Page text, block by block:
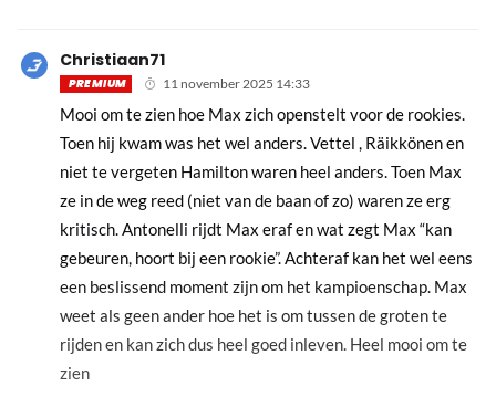
Christiaan71
PREMIUM 11 november 2025 14:33
Mooi om te zien hoe Max zich openstelt voor de rookies.
Toen hij kwam was het wel anders. Vettel , Räikkönen en
niet te vergeten Hamilton waren heel anders. Toen Max
ze in de weg reed (niet van de baan of zo) waren ze erg
kritisch. Antonelli rijdt Max eraf en wat zegt Max “kan
gebeuren, hoort bij een rookie”. Achteraf kan het wel eens
een beslissend moment zijn om het kampioenschap. Max
weet als geen ander hoe het is om tussen de groten te
rijden en kan zich dus heel goed inleven. Heel mooi om te
zien